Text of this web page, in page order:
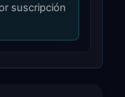
suscripción